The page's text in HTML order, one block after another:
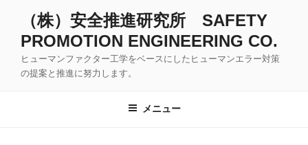
（株）安全推進研究所 SAFETY
PROMOTION ENGINEERING CO.
ヒューマンファクター工学をベースにしたヒューマンエラー対策
の提案と推進に努力します。
メニュー